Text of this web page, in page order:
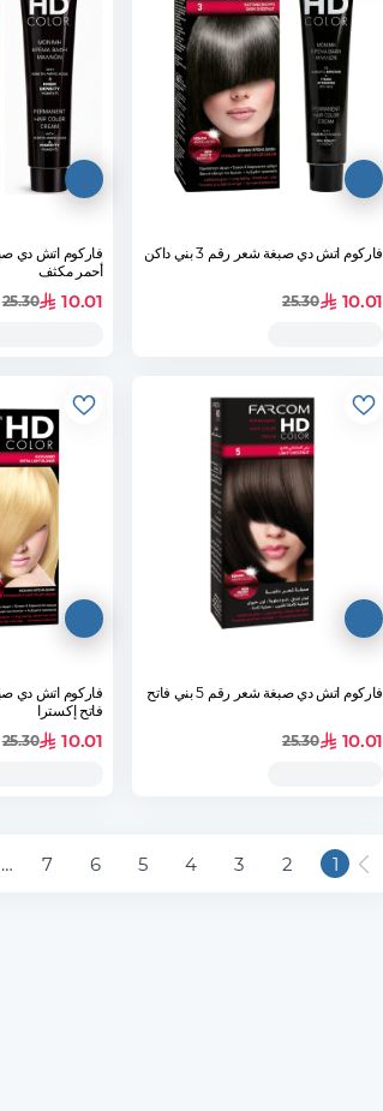
فاركوم اتش دي صبغة شعر رقم 3 بني داكن
10.01
25.30
أحمر مكثف
10.01
25.30
فاركوم اتش دي صبغة شعر رقم 5 بني فاتح
10.01
25.30
فاتح إكسترا
10.01
25.30
1
2
3
4
5
6
7
…